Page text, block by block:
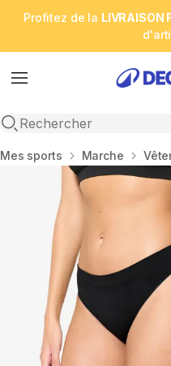
Profitez de la LIVRAISON
Menu
Open search
Accueil
Mes sports Marche